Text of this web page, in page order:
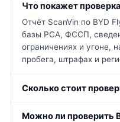
Что покажет
Отчёт ScanVin по BYD
базы РСА, ФССП,
ограничениях и угоне,
пробега, штрафах и
Сколько стоит
Можно ли проверить